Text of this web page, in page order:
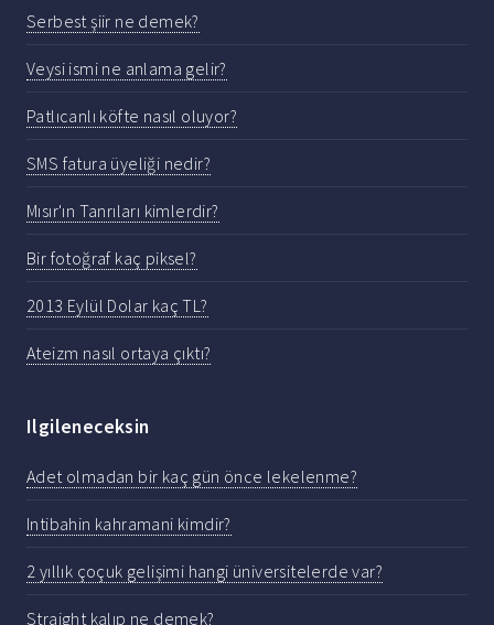
Serbest şiir ne demek?
Veysi ismi ne anlama gelir?
Patlıcanlı köfte nasıl oluyor?
SMS fatura üyeliği nedir?
Mısır'ın Tanrıları kimlerdir?
Bir fotoğraf kaç piksel?
2013 Eylül Dolar kaç TL?
Ateizm nasıl ortaya çıktı?
Ilgileneceksin
Adet olmadan bir kaç gün önce lekelenme?
Intibahin kahramani kimdir?
2 yıllık çoçuk gelişimi hangi üniversitelerde var?
Straight kalıp ne demek?